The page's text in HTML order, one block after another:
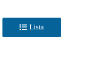
Lista